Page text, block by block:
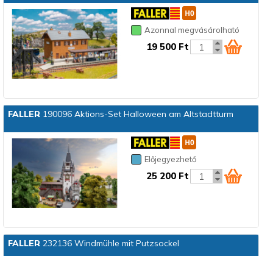
Azonnal megvásárolható
19 500 Ft
FALLER190096 Aktions-Set Halloween am Altstadtturm
Előjegyezhető
25 200 Ft
FALLER232136 Windmühle mit Putzsockel